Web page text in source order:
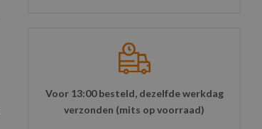
Voor 13:00 besteld, dezelfde werkdag
verzonden (mits op voorraad)